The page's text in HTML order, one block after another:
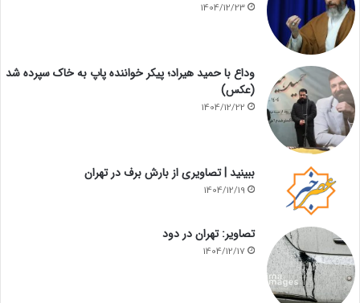
1404/12/23
وداع با حمید هیراد؛ پیکر خواننده پاپ به خاک سپرده شد
(عکس)
1404/12/22
ببینید | تصاویری از بارش برف در تهران
1404/12/19
تصاویر: تهران در دود
1404/12/17